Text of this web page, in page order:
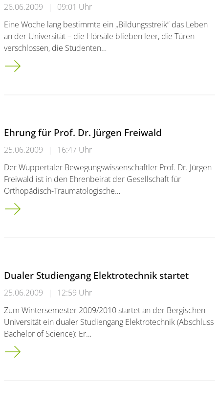
26.06.2009 |
09:01 Uhr
Eine Woche lang bestimmte ein „Bildungsstreik” das Leben
an der Universität – die Hörsäle blieben leer, die Türen
verschlossen, die Studenten…
Der Bildungsstreik wird ausgeschwitzt
Ehrung für Prof. Dr. Jürgen Freiwald
25.06.2009 |
16:47 Uhr
Der Wuppertaler Bewegungswissenschaftler Prof. Dr. Jürgen
Freiwald ist in den Ehrenbeirat der Gesellschaft für
Orthopädisch-Traumatologische…
Ehrung für Prof. Dr. Jürgen Freiwald
Dualer Studiengang Elektrotechnik startet
25.06.2009 |
12:59 Uhr
Zum Wintersemester 2009/2010 startet an der Bergischen
Universität ein dualer Studiengang Elektrotechnik (Abschluss
Bachelor of Science): Er…
Dualer Studiengang Elektrotechnik startet